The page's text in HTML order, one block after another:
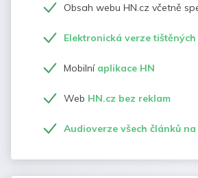
Obsah webu HN.cz včetně
Elektronická verze
Mobilní aplikace HN
Web HN.cz bez reklam
Audioverze všech článků na